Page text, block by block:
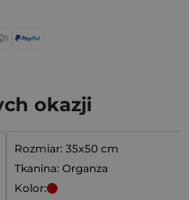
okazji
Rozmiar: 35x50 cm
Tkanina: Organza
Kolor: